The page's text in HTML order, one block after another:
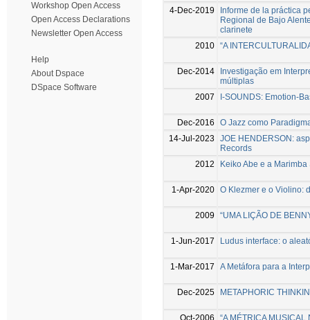
Workshop Open Access
Open Access Declarations
Newsletter Open Access
Help
About Dspace
DSpace Software
4-Dec-2019
Informe de la práctica
Regional de Bajo
clarinete
2010 “A
Dec-2014
Investigação em
múltiplas
2007
I-SOUNDS: Emotion-
Dec-2016
O Jazz como
14-Jul-2023
JOE HENDERSON:
Records
2012
Keiko Abe e a Marimba
1-Apr-2020 O Klezmer e o Violino:
2009 “UMA LIÇÃO DE
1-Jun-2017 Ludus interface: o
1-Mar-2017 A Metáfora para a
Dec-2025 METAPHORIC
Oct-2006
“A MÉTRICA